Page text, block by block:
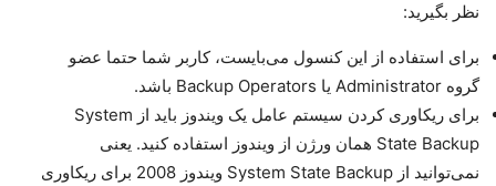
نظر بگیرید:
برای استفاده از این کنسول می‌بایست، کاربر شما حتما عضو
گروه Administrator یا Backup Operators باشد.
برای ریکاوری کردن سیستم عامل یک ویندوز باید از System
State Backup همان ورژن از ویندوز استفاده کنید. یعنی
نمی‌توانید از System State Backup ویندوز 2008 برای ریکاوری